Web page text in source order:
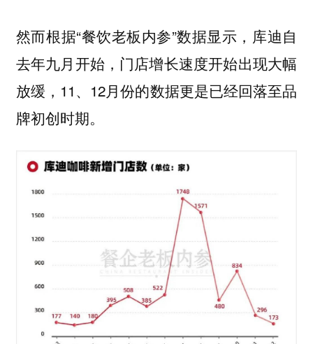
然而根据“餐饮老板内参”数据显示，库迪自
去年九月开始，门店增长速度开始出现大幅
放缓，11、12月份的数据更是已经回落至品
牌初创时期。